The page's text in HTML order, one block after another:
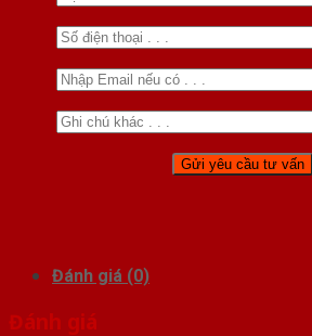
Đánh giá (0)
Đánh giá